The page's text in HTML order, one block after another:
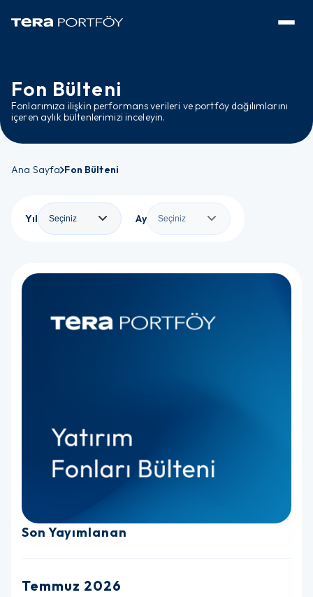
Fon Bülteni
Fonlarımıza ilişkin performans verileri ve portföy dağılımlarını
içeren aylık bültenlerimizi inceleyin.
Ana Sayfa Fon Bülteni
Yıl Ay
Son Yayımlanan
Temmuz 2026